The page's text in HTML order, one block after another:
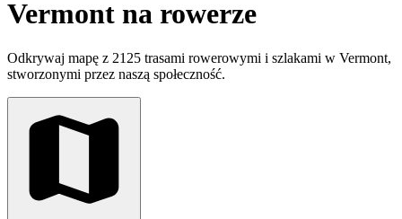
Vermont na rowerze
Odkrywaj mapę z 2125 trasami rowerowymi i szlakami w Vermont,
stworzonymi przez naszą społeczność.